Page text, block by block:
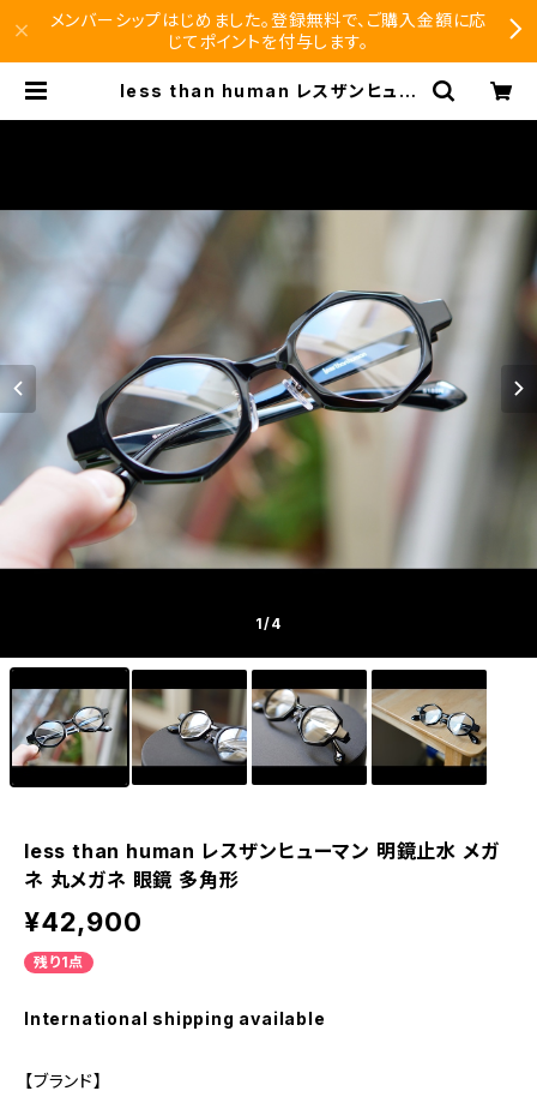
メンバーシップはじめました。登録無料で、ご購入金額に応
じてポイントを付与します。
less than human レスザンヒュー
1/4
less than human レスザンヒューマン 明鏡止水 メガ
ネ 丸メガネ 眼鏡 多角形
¥42,900
残り1点
International shipping available
【ブランド】